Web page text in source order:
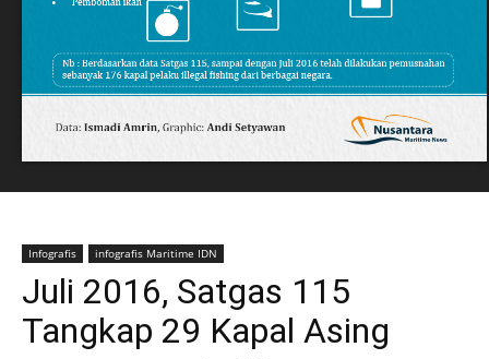
Infografis infografis Maritime IDN
Juli 2016, Satgas 115
Tangkap 29 Kapal Asing